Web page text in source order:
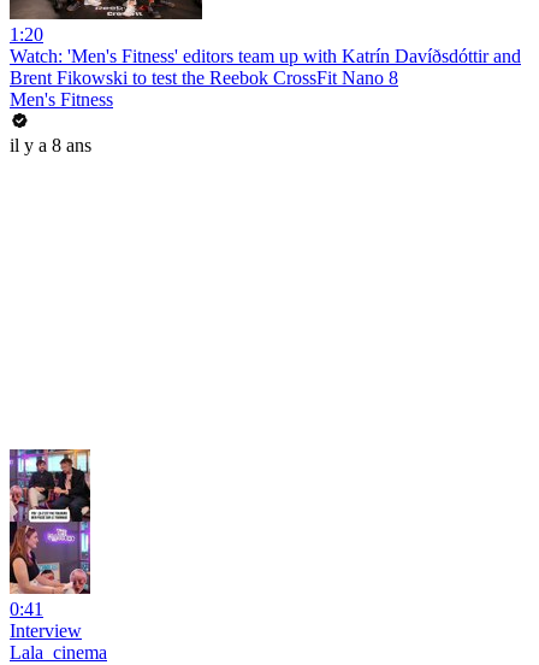
1:20
Watch: 'Men's Fitness' editors team up with Katrín Davíðsdóttir and
Brent Fikowski to test the Reebok CrossFit Nano 8
Men's Fitness
il y a 8 ans
0:41
Interview
Lala_cinema